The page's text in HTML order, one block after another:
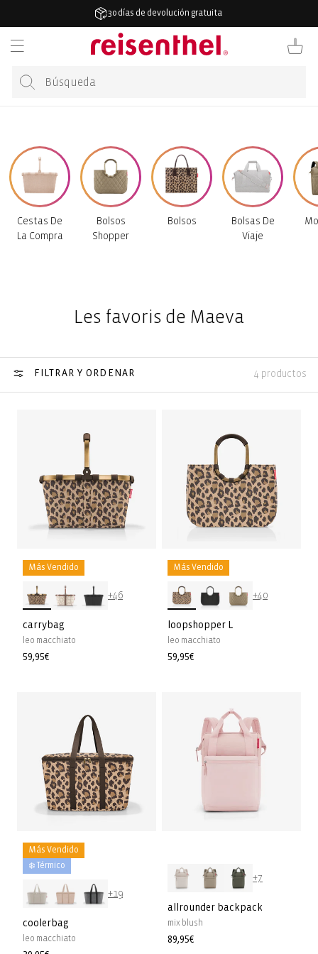
30 días de devolución gratuita
Carrito
Cestas De
La Compra
Bolsos
Shopper
Bolsos
Bolsas De
Viaje
Les favoris de Maeva
FILTRAR Y ORDENAR 4 productos
Más Vendido
+46
carrybag
leo macchiato
Precio
59,95€
Más Vendido
+40
loopshopper L
leo macchiato
Precio
59,95€
Más Vendido
❄️ Térmico
+19
coolerbag
leo macchiato
+7
allrounder backpack
mix blush
Precio
89,95€